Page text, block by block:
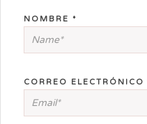
NOMBRE *
CORREO ELECTRÓNICO